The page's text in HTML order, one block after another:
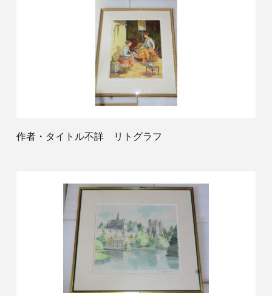
作者・タイトル不詳 リトグラフ